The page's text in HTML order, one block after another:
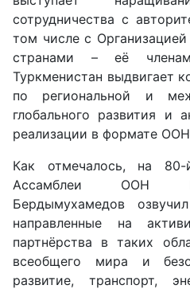
сотрудничества с
том числе с
странами – её
Туркменистан выдвигает
по региональной и
глобального развития и
реализации в формате
Как отмечалось, на 80-
Ассамблеи ООН
Бердымухамедов
направленные на
партнёрства в таких
всеобщего мира и
развитие, транспорт,